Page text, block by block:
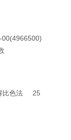
00(4966500)
比色法 25